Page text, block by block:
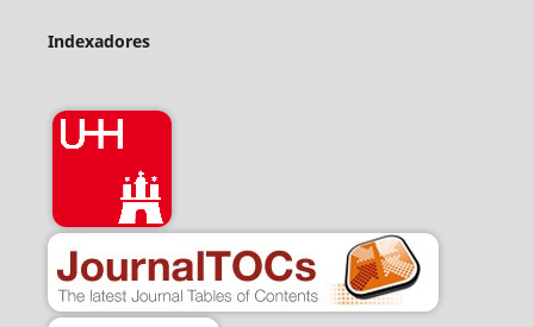
Indexadores